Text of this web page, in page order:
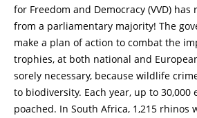
for Freedom and Democracy (VVD)
from a parliamentary majority! The
make a plan of action to combat the
trophies, at both national and
sorely necessary, because wildlife
to biodiversity. Each year, up to 30,000
poached. In South Africa, 1,215 rhinos